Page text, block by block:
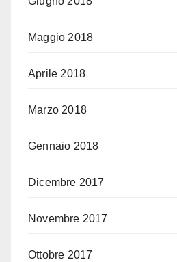
Maggio 2018
Aprile 2018
Marzo 2018
Gennaio 2018
Dicembre 2017
Novembre 2017
Ottobre 2017